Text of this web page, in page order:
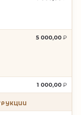
5 000,00
1 000,00